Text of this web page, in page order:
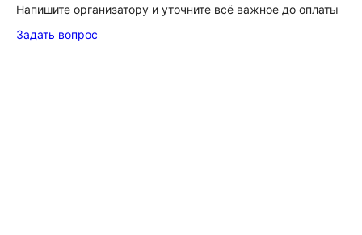
Напишите организатору и уточните всё важное до оплаты
Задать вопрос